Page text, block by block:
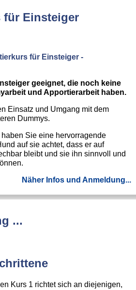
Einsteiger
für Einsteiger -
geeignet, die noch keine
und Apportierarbeit haben.
Einsatz und Umgang mit dem
Dummys.
Sie eine hervorragende
auf sie achtet, dass er auf
bleibt und sie ihn sinnvoll und
Näher Infos und Anmeldung...
...
Kurs 1 richtet sich an diejenigen,